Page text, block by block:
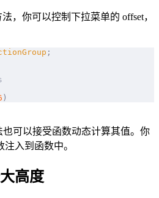
法，你可以控制下拉菜单的 offset，
;
)
也可以接受函数动态计算其值。你
入到函数中。
高度